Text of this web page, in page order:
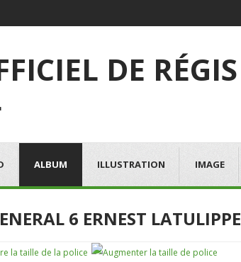
DE RÉGIS
ALBUM ILLUSTRATION IMAGE
6 ERNEST LATULIPPE